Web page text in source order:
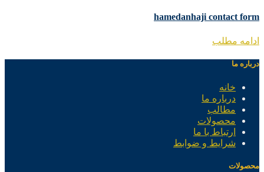
hamedanhaji contact form
ادامه مطلب
درباره ما
خانه
درباره ما
مطالب
محصولات
ارتباط با ما
شرایط و ضوابط
محصولات